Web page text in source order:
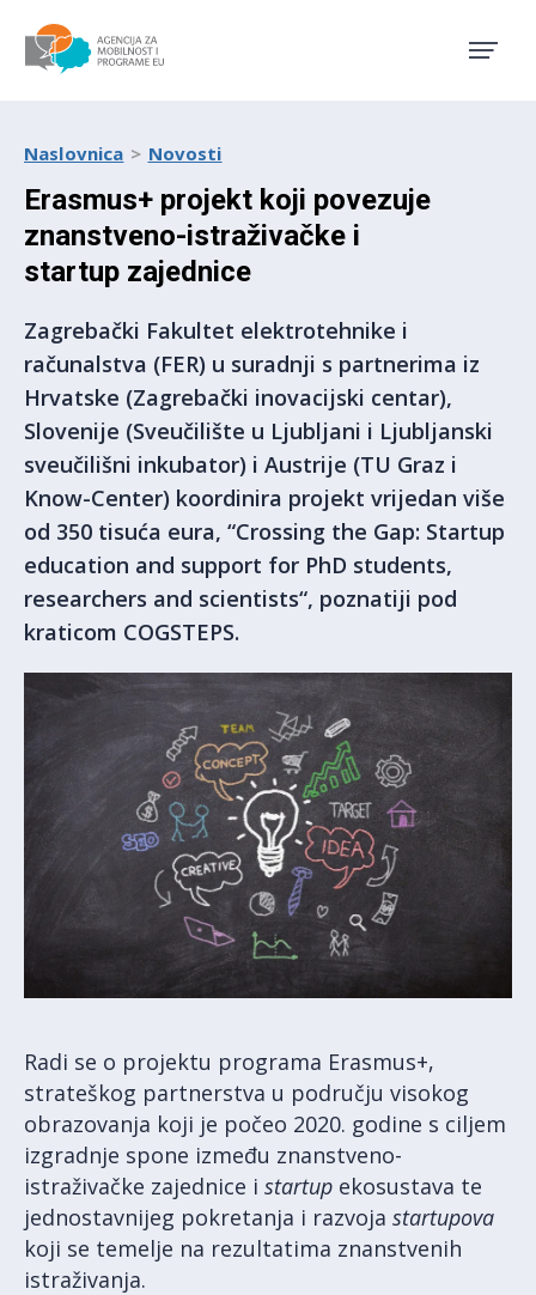
Naslovnica Novosti
Erasmus+ projekt koji povezuje
znanstveno-istraživačke i
startup zajednice
Zagrebački Fakultet elektrotehnike i
računalstva (FER) u suradnji s partnerima iz
Hrvatske (Zagrebački inovacijski centar),
Slovenije (Sveučilište u Ljubljani i Ljubljanski
sveučilišni inkubator) i Austrije (TU Graz i
Know-Center) koordinira projekt vrijedan više
od 350 tisuća eura, “Crossing the Gap: Startup
education and support for PhD students,
researchers and scientists“, poznatiji pod
kraticom COGSTEPS.
Radi se o projektu programa Erasmus+,
strateškog partnerstva u području visokog
obrazovanja koji je počeo 2020. godine s ciljem
izgradnje spone između znanstveno-
istraživačke zajednice i startup ekosustava te
jednostavnijeg pokretanja i razvoja startupova
koji se temelje na rezultatima znanstvenih
istraživanja.